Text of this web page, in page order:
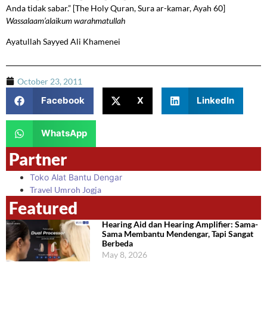
Anda tidak sabar.” [The Holy Quran, Sura ar-kamar, Ayah 60]
Wassalaam’alaikum warahmatullah
Ayatullah Sayyed Ali Khamenei
October 23, 2011
Facebook X LinkedIn
WhatsApp
Partner
Toko Alat Bantu Dengar
Travel Umroh Jogja
Featured
Hearing Aid dan Hearing Amplifier: Sama-
Sama Membantu Mendengar, Tapi Sangat
Berbeda
May 8, 2026